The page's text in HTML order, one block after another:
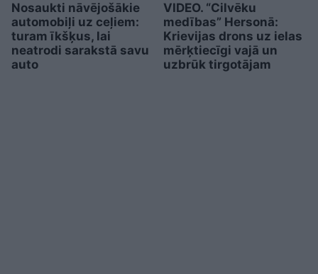
Nosaukti nāvējošākie
automobiļi uz ceļiem:
turam īkšķus, lai
neatrodi sarakstā savu
auto
VIDEO. “Cilvēku
medības” Hersonā:
Krievijas drons uz ielas
mērķtiecīgi vajā un
uzbrūk tirgotājam